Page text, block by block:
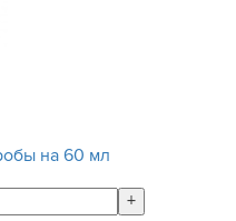
на 60 мл
+